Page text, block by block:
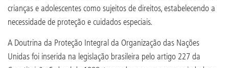
crianças e adolescentes como sujeitos de direitos, estabelecendo a
necessidade de proteção e cuidados especiais.
A Doutrina da Proteção Integral da Organização das Nações
Unidas foi inserida na legislação brasileira pelo artigo 227 da